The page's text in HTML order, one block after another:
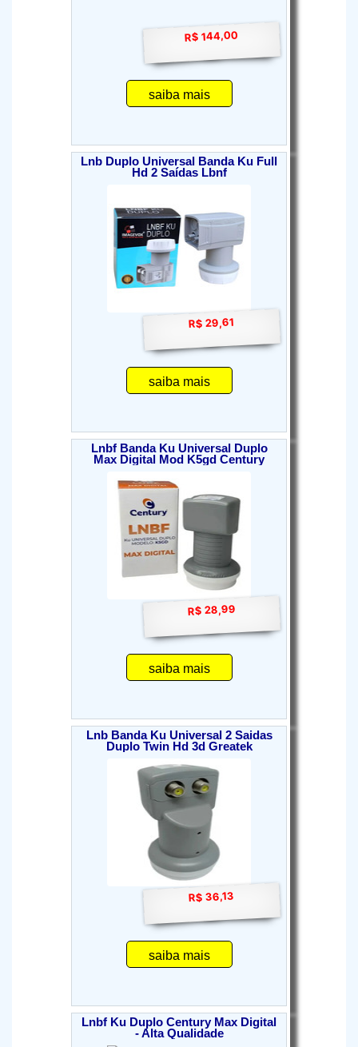
R$ 144,00
saiba mais
Lnb Duplo Universal Banda Ku Full
Hd 2 Saídas Lbnf
R$ 29,61
saiba mais
Lnbf Banda Ku Universal Duplo
Max Digital Mod K5gd Century
R$ 28,99
saiba mais
Lnb Banda Ku Universal 2 Saidas
Duplo Twin Hd 3d Greatek
R$ 36,13
saiba mais
Lnbf Ku Duplo Century Max Digital
- Alta Qualidade